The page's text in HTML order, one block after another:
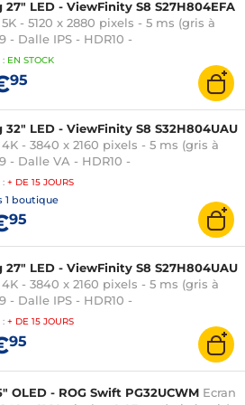
27" LED - ViewFinity S8 S27H804EFA
5K - 5120 x 2880 pixels - 5 ms (gris à
- Dalle IPS - HDR10 -
USB-C - Ethernet - Pivot - Noir
: EN STOCK
95
32" LED - ViewFinity S8 S32H804UAU
4K - 3840 x 2160 pixels - 5 ms (gris à
- Dalle VA - HDR10 -
USB-C - Ethernet - Pivot - Noir
: + DE 15 JOURS
1 boutique
95
27" LED - ViewFinity S8 S27H804UAU
4K - 3840 x 2160 pixels - 5 ms (gris à
- Dalle IPS - HDR10 -
USB-C - Ethernet - Pivot - Noir
: + DE 15 JOURS
95
OLED - ROG Swift PG32UCWM Ecran